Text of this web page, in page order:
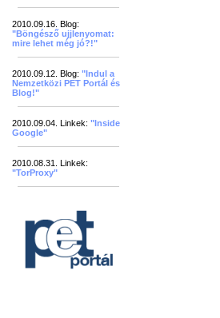
2010.09.16. Blog:
"Böngésző ujjlenyomat:
mire lehet még jó?!"
2010.09.12. Blog: "Indul a
Nemzetközi PET Portál és
Blog!"
2010.09.04. Linkek: "Inside
Google"
2010.08.31. Linkek:
"TorProxy"